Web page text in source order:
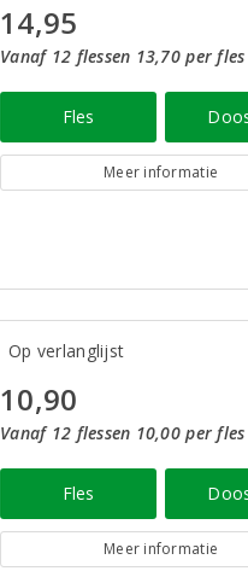
14,95
Vanaf 12 flessen 13,70 per fles
Fles
Meer informatie
Op verlanglijst
10,90
Vanaf 12 flessen 10,00 per fles
Fles
Meer informatie